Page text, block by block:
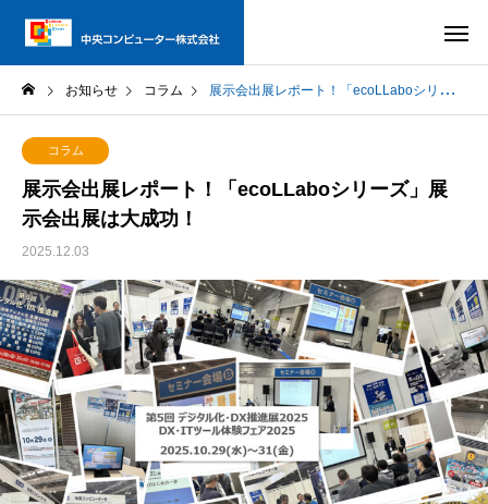
お知らせ コラム 展示会出展レポート！「ecoLLaboシリーズ」展示会出展は大成功！
コラム
展示会出展レポート！「ecoLLaboシリーズ」展
示会出展は大成功！
2025.12.03